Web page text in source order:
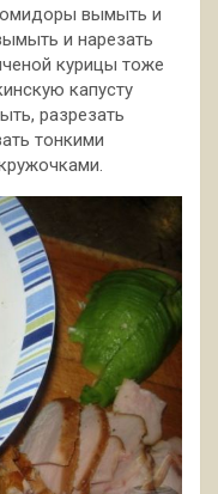
вымыть и
и нарезать
курицы тоже
капусту
разрезать
тонкими